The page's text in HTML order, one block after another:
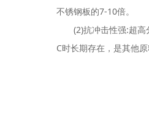
不锈钢板的7-10倍。
(2)抗冲击性强:超高分
C时长期存在，是其他原